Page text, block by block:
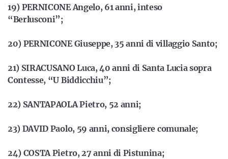
19) PERNICONE Angelo, 61 anni, inteso
“Berlusconi”;
20) PERNICONE Giuseppe, 35 anni di villaggio Santo;
21) SIRACUSANO Luca, 40 anni di Santa Lucia sopra
Contesse, “U Biddicchiu”;
22) SANTAPAOLA Pietro, 52 anni;
23) DAVID Paolo, 59 anni, consigliere comunale;
24) COSTA Pietro, 27 anni di Pistunina;